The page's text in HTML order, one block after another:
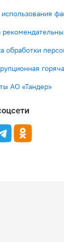
использования
обработки
АО «Тандер»